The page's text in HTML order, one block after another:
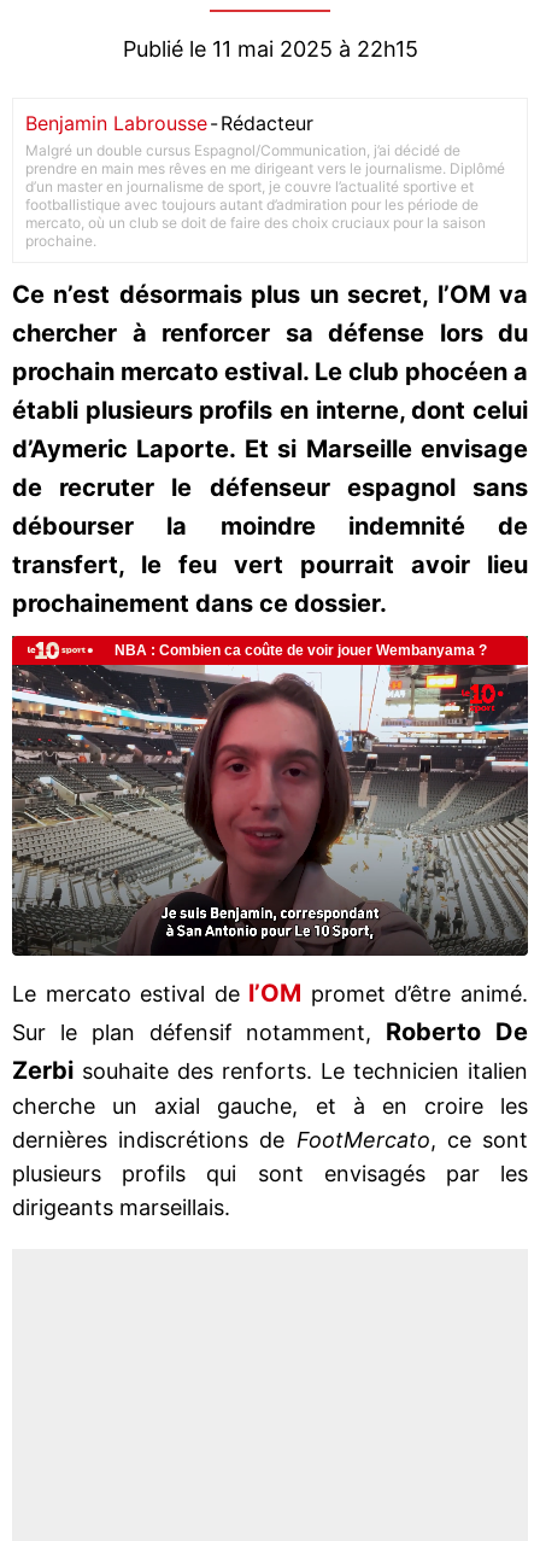
Publié le 11 mai 2025 à 22h15
Benjamin Labrousse-Rédacteur
Malgré un double cursus Espagnol/Communication, j’ai décidé de
prendre en main mes rêves en me dirigeant vers le journalisme. Diplômé
d’un master en journalisme de sport, je couvre l’actualité sportive et
footballistique avec toujours autant d’admiration pour les période de
mercato, où un club se doit de faire des choix cruciaux pour la saison
prochaine.
Ce n’est désormais plus un secret, l’OM va
chercher à renforcer sa défense lors du
prochain mercato estival. Le club phocéen a
établi plusieurs profils en interne, dont celui
d’Aymeric Laporte. Et si Marseille envisage
de recruter le défenseur espagnol sans
débourser la moindre indemnité de
transfert, le feu vert pourrait avoir lieu
prochainement dans ce dossier.
Le mercato estival de l’OM promet d’être animé.
Sur le plan défensif notamment, Roberto De
Zerbi souhaite des renforts. Le technicien italien
cherche un axial gauche, et à en croire les
dernières indiscrétions de FootMercato, ce sont
plusieurs profils qui sont envisagés par les
dirigeants marseillais.